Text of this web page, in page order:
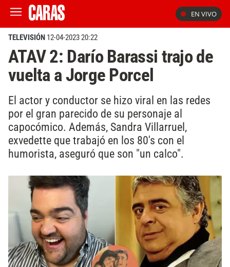
EN VIVO
TELEVISIÓN 12-04-2023 20:22
ATAV 2: Darío Barassi trajo de
vuelta a Jorge Porcel
El actor y conductor se hizo viral en las redes
por el gran parecido de su personaje al
capocómico. Además, Sandra Villarruel,
exvedette que trabajó en los 80's con el
humorista, aseguró que son "un calco".